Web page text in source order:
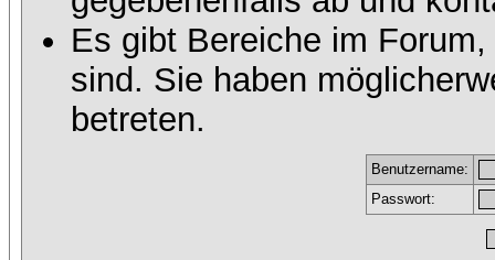
Es gibt Bereiche im
sind. Sie haben
betreten.
Benutzername:
Passwort: